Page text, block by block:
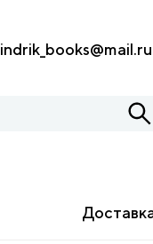
indrik_books@mail.ru